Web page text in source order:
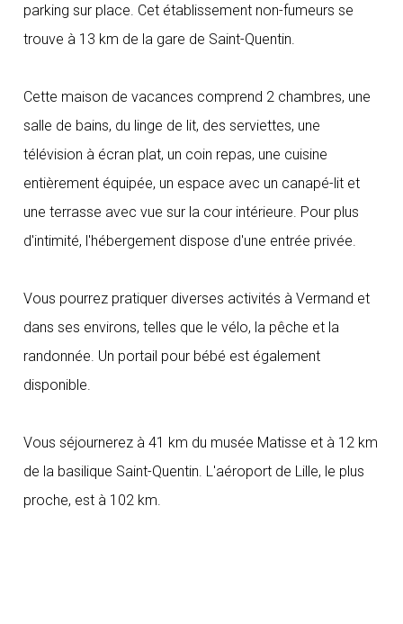
parking sur place. Cet établissement non-fumeurs se
trouve à 13 km de la gare de Saint-Quentin.
Cette maison de vacances comprend 2 chambres, une
salle de bains, du linge de lit, des serviettes, une
télévision à écran plat, un coin repas, une cuisine
entièrement équipée, un espace avec un canapé-lit et
une terrasse avec vue sur la cour intérieure. Pour plus
d'intimité, l'hébergement dispose d'une entrée privée.
Vous pourrez pratiquer diverses activités à Vermand et
dans ses environs, telles que le vélo, la pêche et la
randonnée. Un portail pour bébé est également
disponible.
Vous séjournerez à 41 km du musée Matisse et à 12 km
de la basilique Saint-Quentin. L'aéroport de Lille, le plus
proche, est à 102 km.